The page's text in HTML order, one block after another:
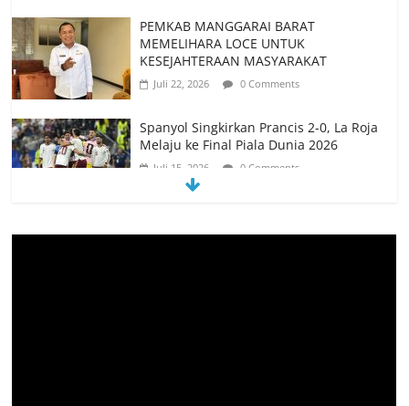
Melaju ke Final Piala Dunia 2026
Juli 15, 2026 0 Comments
Juli 14, 2026 0 Comments
Memanfaatkan Artificial Intelligence